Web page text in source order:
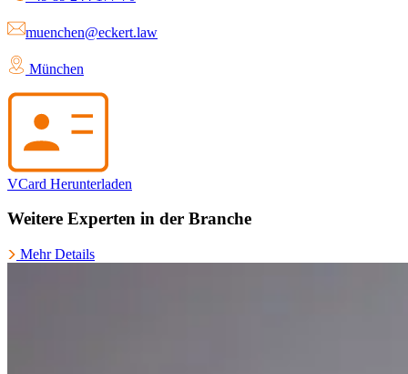
muenchen@eckert.law
München
VCard Herunterladen
Weitere Experten in der Branche
Mehr Details